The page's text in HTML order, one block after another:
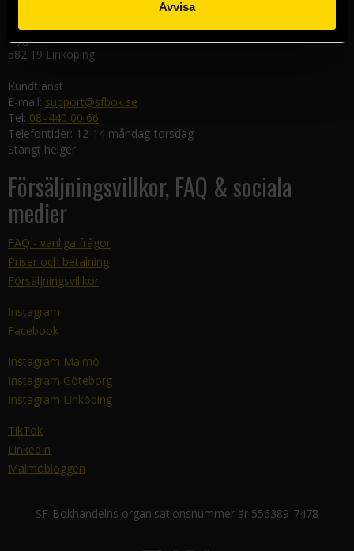
Avvisa
Nygatan 20
582 19 Linköping
Kundtjänst
E-mail: support@sfbok.se
Tel: 08–440 00 66
Telefontider: 12-14 måndag-torsdag
Stängt helger
Försäljningsvillkor, FAQ & sociala
medier
FAQ - vanliga frågor
Priser och betalning
Försäljningsvillkor
Instagram
Facebook
Instagram Malmö
Instagram Göteborg
Instagram Linköping
TikTok
LinkedIn
Malmöbloggen
SF-Bokhandelns organisationsnummer är 556389-7478